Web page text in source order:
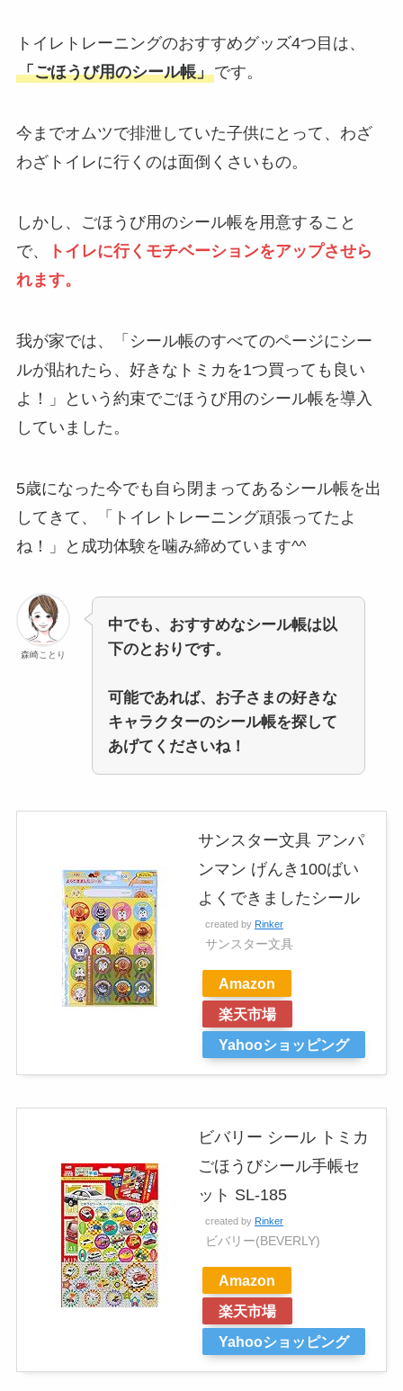
トイレトレーニングのおすすめグッズ4つ目は、
「ごほうび用のシール帳」です。
今までオムツで排泄していた子供にとって、わざ
わざトイレに行くのは面倒くさいもの。
しかし、ごほうび用のシール帳を用意すること
で、
トイレに行くモチベーションをアップさせら
れます。
我が家では、「シール帳のすべてのページにシー
ルが貼れたら、好きなトミカを1つ買っても良い
よ！」という約束でごほうび用のシール帳を導入
していました。
5歳になった今でも自ら閉まってあるシール帳を出
してきて、「トイレトレーニング頑張ってたよ
ね！」と成功体験を噛み締めています^^
森崎ことり
中でも、おすすめなシール帳は以
下のとおりです。
可能であれば、お子さまの好きな
キャラクターのシール帳を探して
あげてくださいね！
サンスター文具 アンパ
ンマン げんき100ばい
よくできましたシール
created by Rinker
サンスター文具
Amazon
楽天市場
Yahooショッピング
ビバリー シール トミカ
ごほうびシール手帳セ
ット SL-185
created by Rinker
ビバリー(BEVERLY)
Amazon
楽天市場
Yahooショッピング